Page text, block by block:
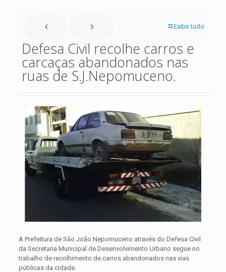
Exibir tudo
Defesa Civil recolhe carros e
carcaças abandonados nas
ruas de S.J.Nepomuceno.
A Prefeitura de São João Nepomuceno através do Defesa Civil
da Secretaria Municipal de Desenvolvimento Urbano segue no
trabalho de recolhimento de carros abandonados nas vias
públicas da cidade.